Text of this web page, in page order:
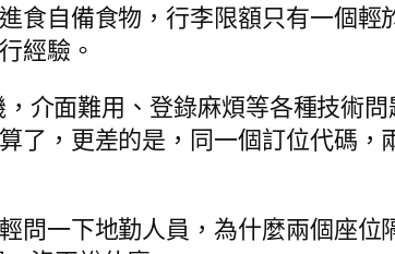
食自備食物，行李限額只有一個
經驗。
介面難用、登錄麻煩等各種技術
了，更差的是，同一個訂位代碼，
問一下地勤人員，為什麼兩個座